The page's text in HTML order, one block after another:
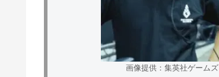
画像提供：集英社ゲームズ